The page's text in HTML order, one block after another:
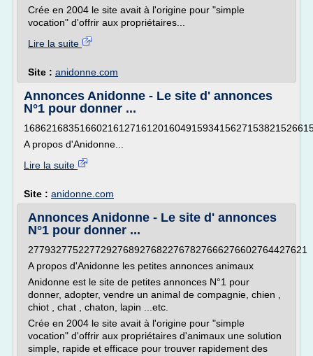
Crée en 2004 le site avait à l'origine pour "simple
vocation" d'offrir aux propriétaires...
Lire la suite
Site : anidonne.com
Annonces Anidonne - Le site d' annonces
N°1 pour donner ...
A propos d'Anidonne...
Lire la suite
Site : anidonne.com
Annonces Anidonne - Le site d' annonces
N°1 pour donner ...
27793277522772927689276822767827666276602764427621
A propos d'Anidonne les petites annonces animaux
Anidonne est le site de petites annonces N°1 pour
donner, adopter, vendre un animal de compagnie, chien ,
chiot , chat , chaton, lapin ...etc.
Crée en 2004 le site avait à l'origine pour "simple
vocation" d'offrir aux propriétaires d'animaux une solution
simple, rapide et efficace pour trouver rapidement des